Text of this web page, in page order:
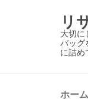
リ
大切に
バッグ
に詰め
ホーム